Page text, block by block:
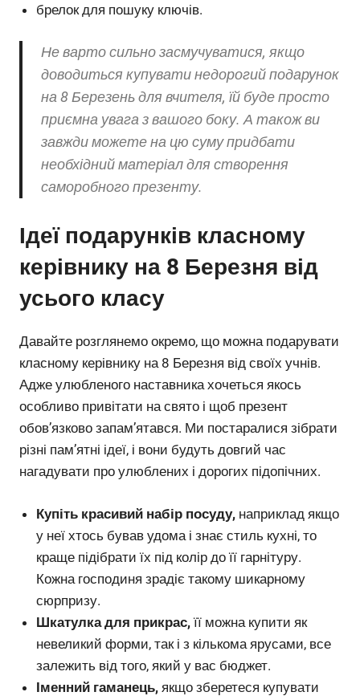
брелок для пошуку ключів.
Не варто сильно засмучуватися, якщо
доводиться купувати недорогий подарунок
на 8 Березень для вчителя, їй буде просто
приємна увага з вашого боку. А також ви
завжди можете на цю суму придбати
необхідний матеріал для створення
саморобного презенту.
Ідеї ​​подарунків класному
керівнику на 8 Березня від
усього класу
Давайте розглянемо окремо, що можна подарувати
класному керівнику на 8 Березня від своїх учнів.
Адже улюбленого наставника хочеться якось
особливо привітати на свято і щоб презент
обов’язково запам’ятався. Ми постаралися зібрати
різні пам’ятні ідеї, і вони будуть довгий час
нагадувати про улюблених і дорогих підопічних.
Купіть красивий набір посуду, наприклад якщо
у неї хтось бував удома і знає стиль кухні, то
краще підібрати їх під колір до її гарнітуру.
Кожна господиня зрадіє такому шикарному
сюрпризу.
Шкатулка для прикрас, її можна купити як
невеликий форми, так і з кількома ярусами, все
залежить від того, який у вас бюджет.
Іменний гаманець, якщо зберетеся купувати